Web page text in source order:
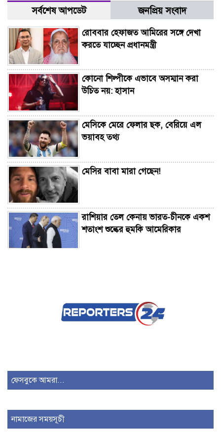
সর্বশেষ আপডেট জনপ্রিয় সংবাদ
রোববার হেফাজত আমিরের সঙ্গে দেখা
করতে যাচ্ছেন প্রধানমন্ত্রী
কোনো শিল্পীকে এভাবে অসম্মান করা
উচিত নয়: হাসান
মেসিকে মেরে ফেলার ছক, বেরিয়ে এল
ভয়াবহ তথ্য
মেসির বাবা মারা গেছেন!
রাশিয়ার তেল কেনায় ভারত-চীনকে একশ
শতাংশ শুল্কের হুমকি আমেরিকার
শরীয়তপুরের জাজিরায় পদ্মার নতুন ভাঙন:
নদীপাড়ের মানুষের আতঙ্ক বাড়ছে
করার পরিকল্পনা নেওয়া হয়েছে
প্রসিকিউটর
ফেসবুকে আমরা...
নামাজের সময়সূচী